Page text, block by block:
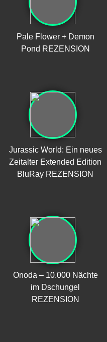
Pale Flower + Demon
Pond REZENSION
Jurassic World: Ein neues
Zeitalter Extended Edition
BluRay REZENSION
Onoda – 10.000 Nächte
im Dschungel
REZENSION